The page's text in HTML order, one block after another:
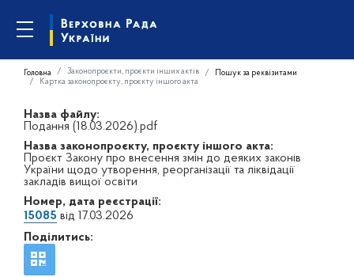
Головна Законопроєкти, проєкти інших актів
Пошук за реквізитами
Картка законопроєкту, проєкту іншого акта
Назва файлу:
Подання (18.03.2026).pdf
Назва законопроєкту, проєкту іншого акта:
Проєкт Закону про внесення змін до деяких законів
України щодо утворення, реорганізації та ліквідації
закладів вищої освіти
Номер, дата реєстрації:
15085 від 17.03.2026
Поділитись: